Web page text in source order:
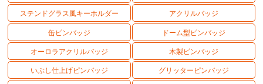
ステンドグラス風キーホルダー アクリルバッジ
缶ピンバッジ ドーム型ピンバッジ
オーロラアクリルバッジ 木製ピンバッジ
いぶし仕上げピンバッジ グリッターピンバッジ